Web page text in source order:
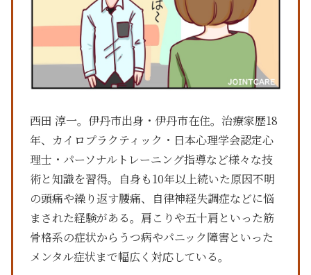
西田 淳一。伊丹市出身・伊丹市在住。治療家歴18
年、カイロプラクティック・日本心理学会認定心
理士・パーソナルトレーニング指導など様々な技
術と知識を習得。自身も10年以上続いた原因不明
の頭痛や繰り返す腰痛、自律神経失調症などに悩
まされた経験がある。肩こりや五十肩といった筋
骨格系の症状からうつ病やパニック障害といった
メンタル症状まで幅広く対応している。